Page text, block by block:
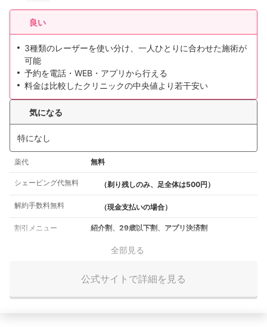
良い
3種類のレーザーを使い分け、一人ひとりに合わせた施術が
可能
予約を電話・WEB・アプリから行える
料金は比較したクリニックの中央値より若干安い
気になる
特になし
薬代 無料
シェービング代無料 （剃り残しのみ、足全体は500円）
解約手数料無料 （現金支払いの場合）
割引メニュー 紹介割、29歳以下割、アプリ決済割
全部見る
公式サイトで詳細を見る